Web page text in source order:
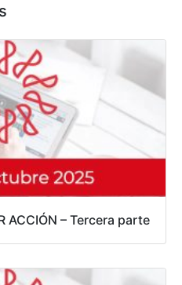
ACCIÓN – Tercera parte